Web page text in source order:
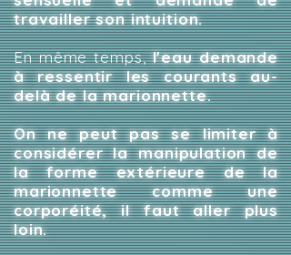
travailler son intuition.
En même temps,l'eau demande
à ressentir les courants au-
delà de la marionnette.
On ne peut pas se limiter à
considérer la manipulation de
la forme extérieure de la
marionnette comme une
corporéité, il faut aller plus
loin.